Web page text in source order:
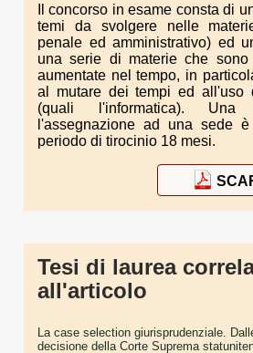
Il concorso in esame consta di
temi da svolgere nelle
penale ed amministrativo) ed
una serie di materie che sono
aumentate nel tempo, in
al mutare dei tempi ed all'uso
(quali l'informatica). Una
l'assegnazione ad una sede
periodo di tirocinio 18 mesi.
Tesi di laurea
all'articolo
La case selection giurisprudenziale.
decisione della Corte Suprema